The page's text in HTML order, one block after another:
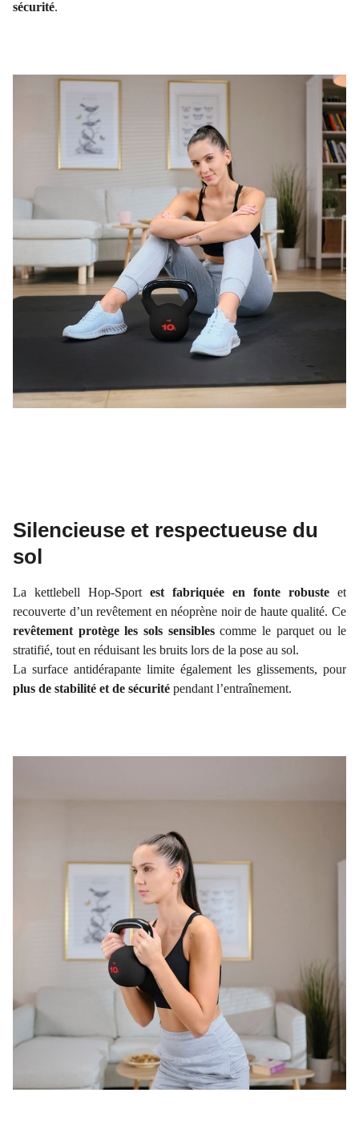
sécurité.
Silencieuse et respectueuse du
sol
La kettlebell Hop-Sport est fabriquée en fonte robuste et
recouverte d’un revêtement en néoprène noir de haute qualité. Ce
revêtement protège les sols sensiblescomme le parquet ou le
stratifié, tout en réduisant les bruits lors de la pose au sol.
La surface antidérapante limite également les glissements, pour
plus de stabilité et de sécurité pendant l’entraînement.